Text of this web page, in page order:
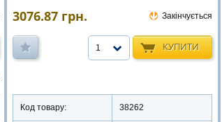
3076.87 грн. Закінчується
КУПИТИ
1
Код товару: 38262